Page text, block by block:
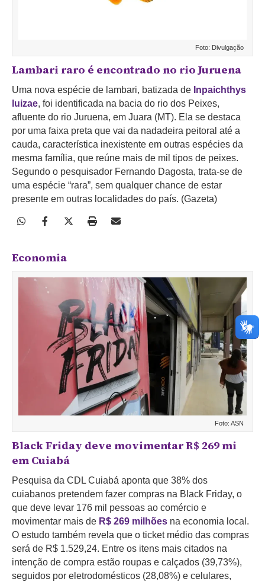
Foto: Divulgação
Lambari raro é encontrado no rio Juruena
Uma nova espécie de lambari, batizada de Inpaichthys
luizae, foi identificada na bacia do rio dos Peixes,
afluente do rio Juruena, em Juara (MT). Ela se destaca
por uma faixa preta que vai da nadadeira peitoral até a
cauda, característica inexistente em outras espécies da
mesma família, que reúne mais de mil tipos de peixes.
Segundo o pesquisador Fernando Dagosta, trata-se de
uma espécie “rara”, sem qualquer chance de estar
presente em outras localidades do país. (Gazeta)
Economia
Foto: ASN
Black Friday deve movimentar R$ 269 mi
em Cuiabá
Pesquisa da CDL Cuiabá aponta que 38% dos
cuiabanos pretendem fazer compras na Black Friday, o
que deve levar 176 mil pessoas ao comércio e
movimentar mais de R$ 269 milhões na economia local.
O estudo também revela que o ticket médio das compras
será de R$ 1.529,24. Entre os itens mais citados na
intenção de compra estão roupas e calçados (39,73%),
seguidos por eletrodomésticos (28,08%) e celulares,